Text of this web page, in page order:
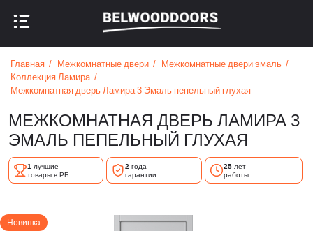
НАЗАД В МЕНЮ
НАЗАД В МЕНЮ
Главная Межкомнатные двери
Межкомнатные двери эмаль
Коллекция Ламира
Межкомнатная дверь Ламира 3 Эмаль пепельный глухая
МЕЖКОМНАТНАЯ ДВЕРЬ ЛАМИРА 3
ЭМАЛЬ ПЕПЕЛЬНЫЙ ГЛУХАЯ
1 лучшие
товары в РБ
2 года
гарантии
25лет
работы
Новинка